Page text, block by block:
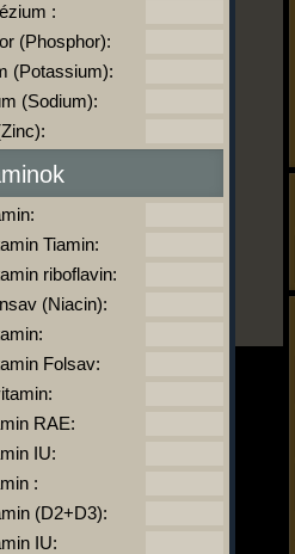
-
:
(Phosphor):
(Potassium):
(Sodium):
Tiamin:
riboflavin:
(Niacin):
Folsav:
RAE:
IU:
:
(D2+D3):
IU: